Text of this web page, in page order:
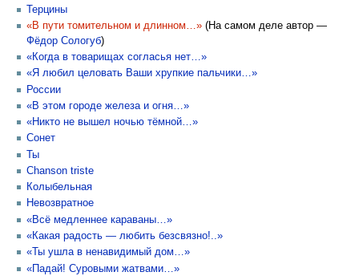
Терцины
«В пути томительном и длинном…» (На самом деле автор —
Фёдор Сологуб)
«Когда в товарищах согласья нет…»
«Я любил целовать Ваши хрупкие пальчики…»
России
«В этом городе железа и огня…»
«Никто не вышел ночью тёмной…»
Сонет
Ты
Chanson triste
Колыбельная
Невозвратное
«Всё медленнее караваны…»
«Какая радость — любить безсвязно!..»
«Ты ушла в ненавидимый дом…»
«Падай! Суровыми жатвами…»